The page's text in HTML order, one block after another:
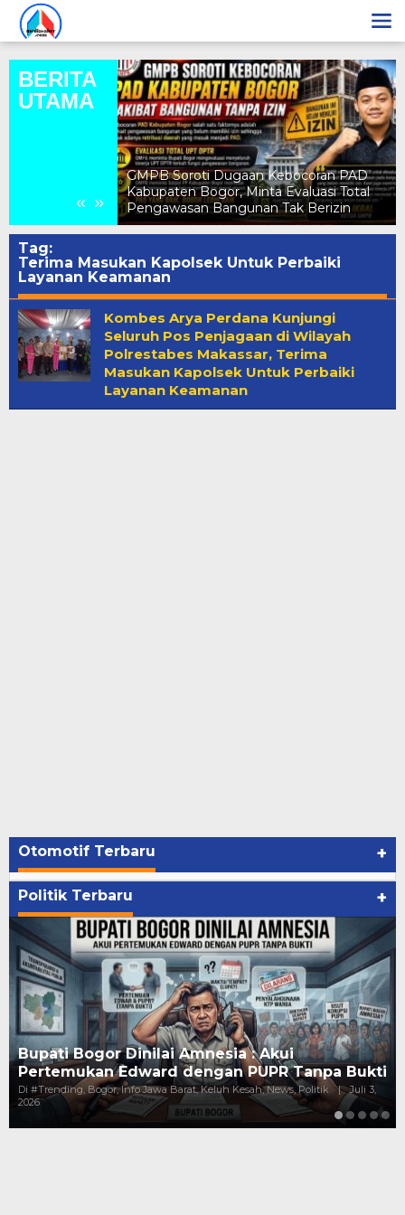
Lewati
konten
BERITA
UTAMA
« »
GMPB Soroti Dugaan Kebocoran PAD
Kabupaten Bogor, Minta Evaluasi Total
Pengawasan Bangunan Tak Berizin
Tag:
Terima Masukan Kapolsek Untuk Perbaiki
Layanan Keamanan
Kombes Arya Perdana Kunjungi
Seluruh Pos Penjagaan di Wilayah
Polrestabes Makassar, Terima
Masukan Kapolsek Untuk Perbaiki
Layanan Keamanan
Otomotif Terbaru +
Politik Terbaru +
Bupati Bogor Dinilai Amnesia : Akui
Pertemukan Edward dengan PUPR Tanpa Bukti
Di #Trending, Bogor, Info Jawa Barat, Keluh Kesah, News, Politik |
Juli 3,
2026